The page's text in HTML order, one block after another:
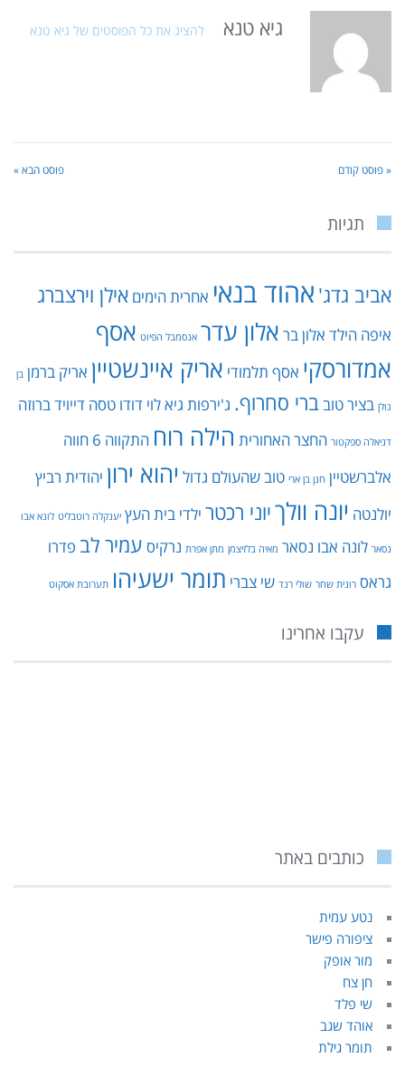
גיא טנא להציג את כל הפוסטים של גיא טנא
« פוסט קודם פוסט הבא »
תגיות
אביב גדג' אהוד בנאי אחרית הימים אילן וירצברג
איפה הילד אלון בר אלון עדר אנסמבל הפיוט אסף
אמדורסקי אסף תלמודי אריק איינשטיין אריק ברמן בן
גולן בציר טובברי סחרוף. ג'ירפות גיא לוי דודו טסה דייויד ברוזה
דניאלה ספקטור החצר האחורית הילה רוח התקווה 6
חווה
אלברשטיין חנן בן ארי טוב שהעולם גדול יהוא ירון יהודית רביץ
יולנטה יונה וולךיוני רכטר ילדי בית העץ יענקלה רוטבליט לונא אבו
נסאר לונה אבו נסאר מאיה בלזיצמן מתן אפרת נרקיס עמיר לב פדרו
גראס רונית שחר שולי רנד שי צברי תומר ישעיהו תערובת אסקוט
עקבו אחרינו
כותבים באתר
נטע עמית
ציפורה פישר
מור אופק
חן צח
שי פלד
אוהד שגב
תומר גילת